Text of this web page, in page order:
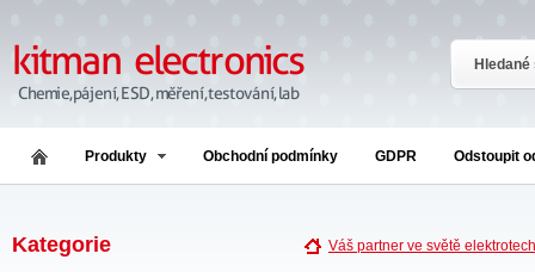
Produkty Obchodní podmínky GDPR Odstoupit
Kategorie Váš partner ve světě